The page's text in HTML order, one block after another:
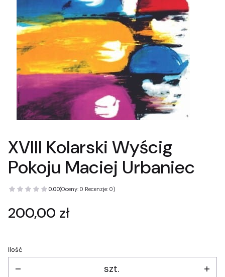
XVIII Kolarski Wyścig
Pokoju Maciej Urbaniec
0.00(Oceny: 0 Recenzje: 0)
Cena
200,00 zł
Ilość
szt.